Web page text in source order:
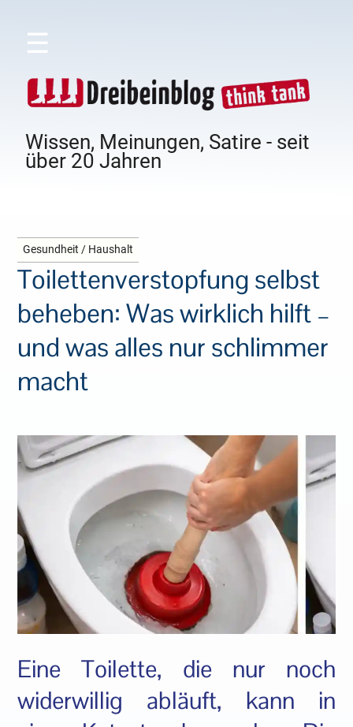
☰
Wissen, Meinungen, Satire - seit
über 20 Jahren
Gesundheit / Haushalt
Toilettenverstopfung selbst
beheben: Was wirklich hilft –
und was alles nur schlimmer
macht
Eine Toilette, die nur noch
widerwillig abläuft, kann in